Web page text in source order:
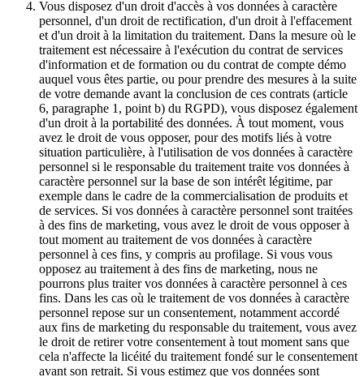
Vous disposez d'un droit d'accès à vos données à caractère
personnel, d'un droit de rectification, d'un droit à l'effacement
et d'un droit à la limitation du traitement. Dans la mesure où le
traitement est nécessaire à l'exécution du contrat de services
d'information et de formation ou du contrat de compte démo
auquel vous êtes partie, ou pour prendre des mesures à la suite
de votre demande avant la conclusion de ces contrats (article
6, paragraphe 1, point b) du RGPD), vous disposez également
d'un droit à la portabilité des données. À tout moment, vous
avez le droit de vous opposer, pour des motifs liés à votre
situation particulière, à l'utilisation de vos données à caractère
personnel si le responsable du traitement traite vos données à
caractère personnel sur la base de son intérêt légitime, par
exemple dans le cadre de la commercialisation de produits et
de services. Si vos données à caractère personnel sont traitées
à des fins de marketing, vous avez le droit de vous opposer à
tout moment au traitement de vos données à caractère
personnel à ces fins, y compris au profilage. Si vous vous
opposez au traitement à des fins de marketing, nous ne
pourrons plus traiter vos données à caractère personnel à ces
fins. Dans les cas où le traitement de vos données à caractère
personnel repose sur un consentement, notamment accordé
aux fins de marketing du responsable du traitement, vous avez
le droit de retirer votre consentement à tout moment sans que
cela n'affecte la licéité du traitement fondé sur le consentement
avant son retrait. Si vous estimez que vos données sont